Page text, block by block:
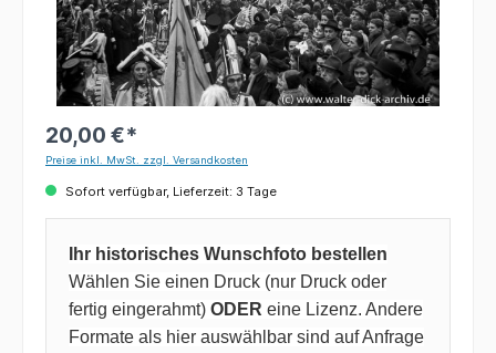
20,00 €*
Preise inkl. MwSt. zzgl. Versandkosten
Sofort verfügbar, Lieferzeit: 3 Tage
Ihr historisches Wunschfoto bestellen
Wählen Sie einen Druck (nur Druck oder
fertig eingerahmt) ODER eine Lizenz. Andere
Formate als hier auswählbar sind auf Anfrage